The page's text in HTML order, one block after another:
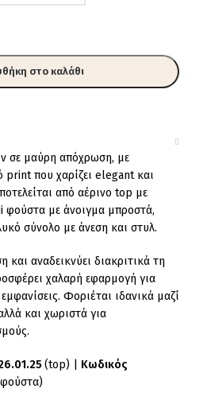
στο καλάθι
σε μαύρη απόχρωση, με
print που χαρίζει elegant και
από αέρινο top με
φούστα με άνοιγμα μπροστά,
σύνολο με άνεση και στυλ.
και αναδεικνύει διακριτικά τη
χαλαρή εφαρμογή για
Φοριέται ιδανικά μαζί
και χωριστά για
(top) | Κωδικός